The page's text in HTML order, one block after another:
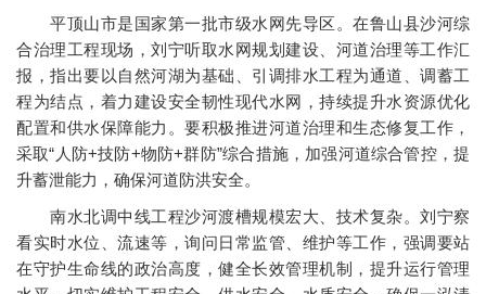
平顶山市是国家第一批市级水网先导区。在鲁山县沙河综
合治理工程现场，刘宁听取水网规划建设、河道治理等工作汇
报，指出要以自然河湖为基础、引调排水工程为通道、调蓄工
程为结点，着力建设安全韧性现代水网，持续提升水资源优化
配置和供水保障能力。要积极推进河道治理和生态修复工作，
采取“人防+技防+物防+群防”综合措施，加强河道综合管控，提
升蓄泄能力，确保河道防洪安全。
南水北调中线工程沙河渡槽规模宏大、技术复杂。刘宁察
看实时水位、流速等，询问日常监管、维护等工作，强调要站
在守护生命线的政治高度，健全长效管理机制，提升运行管理